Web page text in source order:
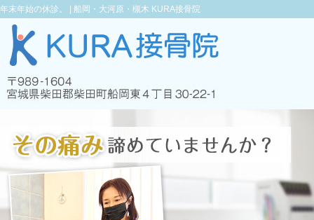
年末年始の休診。 | 船岡・大河原・槻木 KURA接骨院